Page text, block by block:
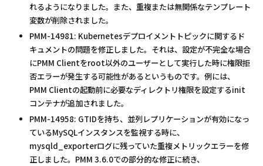
れるようになりました。また、重複または無関係なテンプレート
変数が削除されました。
PMM-14981: Kubernetesデプロイメントトピックに関するド
キュメントの問題を修正しました。それは、設定が不完全な場合
にPMM Clientをroot以外のユーザーとして実行した時に権限拒
否エラーが発生する可能性があるというものです。例には、
PMM Clientの起動前に必要なディレクトリ権限を設定するinit
コンテナが追加されました。
PMM-14958: GTIDを持ち、並列レプリケーションが有効になっ
ているMySQLインスタンスを監視する時に、
mysqld_exporterログに残っていた重複メトリックエラーを修
正しました。PMM 3.6.0での部分的な修正に続き、